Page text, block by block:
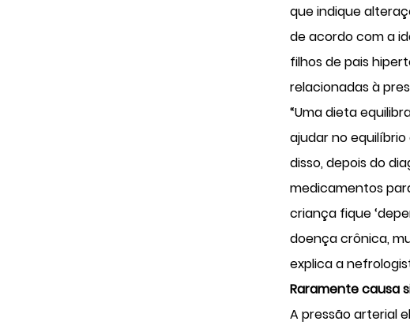
que indique
de acordo com a
filhos de pais
relacionadas à
“Uma dieta
ajudar no
disso, depois do
medicamentos
criança fique
doença crônica,
explica a
Raramente causa
A pressão arterial